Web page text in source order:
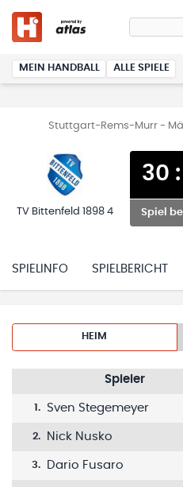
MEIN HANDBALL ALLE SPIELE
Stuttgart-Rems-Murr -
TV Bittenfeld 1898 4
30 :
Spiel
SPIELINFO SPIELBERICHT
HEIM
Spieler
1. Sven Stegemeyer
2. Nick Nusko
3. Dario Fusaro